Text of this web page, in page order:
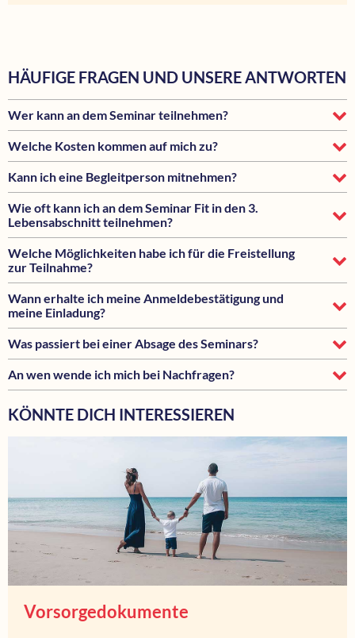
HÄUFIGE FRAGEN UND UNSERE ANTWORTEN
Wer kann an dem Seminar teilnehmen?
Welche Kosten kommen auf mich zu?
Kann ich eine Begleitperson mitnehmen?
Wie oft kann ich an dem Seminar Fit in den 3.
Lebensabschnitt teilnehmen?
Welche Möglichkeiten habe ich für die Freistellung
zur Teilnahme?
Wann erhalte ich meine Anmeldebestätigung und
meine Einladung?
Was passiert bei einer Absage des Seminars?
An wen wende ich mich bei Nachfragen?
KÖNNTE DICH INTERESSIEREN
Vorsorgedokumente